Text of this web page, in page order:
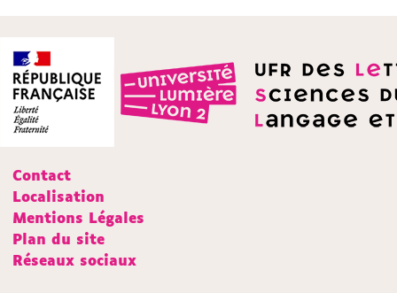
Contact
Localisation
Mentions Légales
Plan du site
Réseaux sociaux